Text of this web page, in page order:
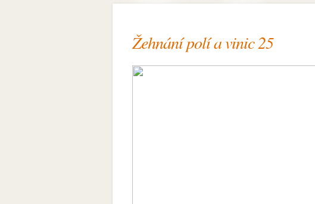
Žehnání polí a vinic 25